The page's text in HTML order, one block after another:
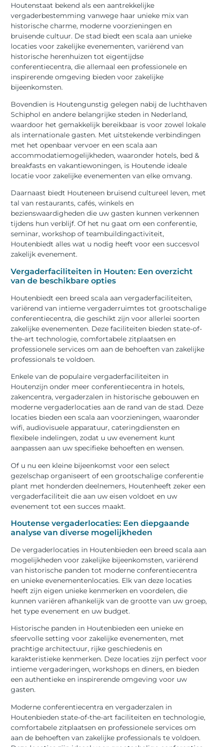
Houtenstaat bekend als een aantrekkelijke
vergaderbestemming vanwege haar unieke mix van
historische charme, moderne voorzieningen en
bruisende cultuur. De stad biedt een scala aan unieke
locaties voor zakelijke evenementen, variërend van
historische herenhuizen tot eigentijdse
conferentiecentra, die allemaal een professionele en
inspirerende omgeving bieden voor zakelijke
bijeenkomsten.
Bovendien is Houtengunstig gelegen nabij de luchthaven
Schiphol en andere belangrijke steden in Nederland,
waardoor het gemakkelijk bereikbaar is voor zowel lokale
als internationale gasten. Met uitstekende verbindingen
met het openbaar vervoer en een scala aan
accommodatiemogelijkheden, waaronder hotels, bed &
breakfasts en vakantiewoningen, is Houtende ideale
locatie voor zakelijke evenementen van elke omvang.
Daarnaast biedt Houteneen bruisend cultureel leven, met
tal van restaurants, cafés, winkels en
bezienswaardigheden die uw gasten kunnen verkennen
tijdens hun verblijf. Of het nu gaat om een conferentie,
seminar, workshop of teambuildingactiviteit,
Houtenbiedt alles wat u nodig heeft voor een succesvol
zakelijk evenement.
Vergaderfaciliteiten in Houten: Een overzicht
van de beschikbare opties
Houtenbiedt een breed scala aan vergaderfaciliteiten,
variërend van intieme vergaderruimtes tot grootschalige
conferentiecentra, die geschikt zijn voor allerlei soorten
zakelijke evenementen. Deze faciliteiten bieden state-of-
the-art technologie, comfortabele zitplaatsen en
professionele services om aan de behoeften van zakelijke
professionals te voldoen.
Enkele van de populaire vergaderfaciliteiten in
Houtenzijn onder meer conferentiecentra in hotels,
zakencentra, vergaderzalen in historische gebouwen en
moderne vergaderlocaties aan de rand van de stad. Deze
locaties bieden een scala aan voorzieningen, waaronder
wifi, audiovisuele apparatuur, cateringdiensten en
flexibele indelingen, zodat u uw evenement kunt
aanpassen aan uw specifieke behoeften en wensen.
Of u nu een kleine bijeenkomst voor een select
gezelschap organiseert of een grootschalige conferentie
plant met honderden deelnemers, Houtenheeft zeker een
vergaderfaciliteit die aan uw eisen voldoet en uw
evenement tot een succes maakt.
Houtense vergaderlocaties: Een diepgaande
analyse van diverse mogelijkheden
De vergaderlocaties in Houtenbieden een breed scala aan
mogelijkheden voor zakelijke bijeenkomsten, variërend
van historische panden tot moderne conferentiecentra
en unieke evenementenlocaties. Elk van deze locaties
heeft zijn eigen unieke kenmerken en voordelen, die
kunnen variëren afhankelijk van de grootte van uw groep,
het type evenement en uw budget.
Historische panden in Houtenbieden een unieke en
sfeervolle setting voor zakelijke evenementen, met
prachtige architectuur, rijke geschiedenis en
karakteristieke kenmerken. Deze locaties zijn perfect voor
intieme vergaderingen, workshops en diners, en bieden
een authentieke en inspirerende omgeving voor uw
gasten.
Moderne conferentiecentra en vergaderzalen in
Houtenbieden state-of-the-art faciliteiten en technologie,
comfortabele zitplaatsen en professionele services om
aan de behoeften van zakelijke professionals te voldoen.